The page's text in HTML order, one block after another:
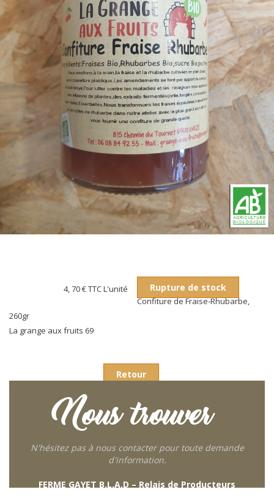
4, 70 €TTC L'unité Rupture de stock
Confiture de Fraise-Rhubarbe,
260gr
La grange aux fruits 69
Retour
Nous trouver
N'hésitez pas à nous contacter pour toute demande
d'information.
FERME GAYET B.L.A.D – Relais de Producteurs